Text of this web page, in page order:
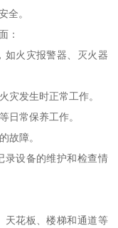
全。
：
如火灾报警器、灭火器
灾发生时正常工作。
日常保养工作。
故障。
录设备的维护和检查情
天花板、楼梯和通道等